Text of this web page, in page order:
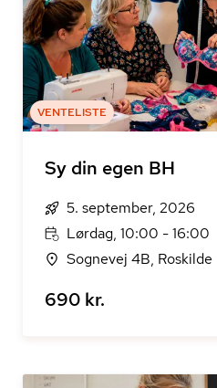
VENTELISTE
Sy din egen BH
5. september, 2026
Lørdag, 10:00 - 16:00
Sognevej 4B, Roskilde
690 kr.